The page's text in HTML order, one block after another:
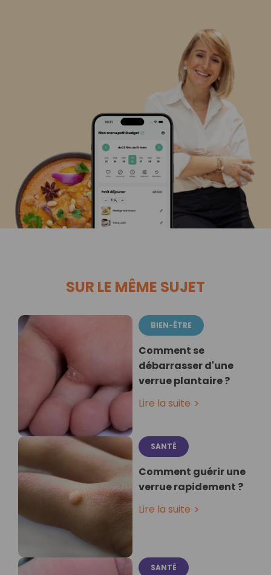
SUR LE MÊME SUJET
BIEN-ÊTRE
Comment se
débarrasser d'une
verrue plantaire ?
Lire la suite
SANTÉ
Comment guérir une
verrue rapidement ?
Lire la suite
SANTÉ